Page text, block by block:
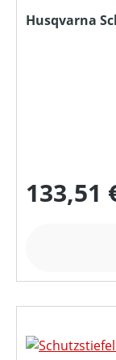
Husqvarna
133,51